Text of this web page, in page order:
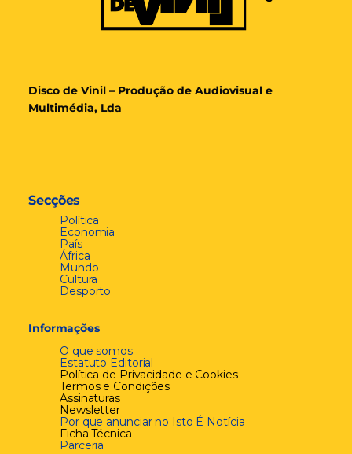
Disco de Vinil – Produção de Audiovisual e
Multimédia, Lda
Secções
Política
Economia
País
África
Mundo
Cultura
Desporto
Informações
O que somos
Estatuto Editorial
Política de Privacidade e Cookies
Termos e Condições
Assinaturas
Newsletter
Por que anunciar no Isto É Notícia
Ficha Técnica
Parceria